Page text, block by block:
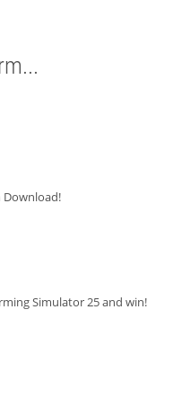
Download!
Simulator 25 and win!